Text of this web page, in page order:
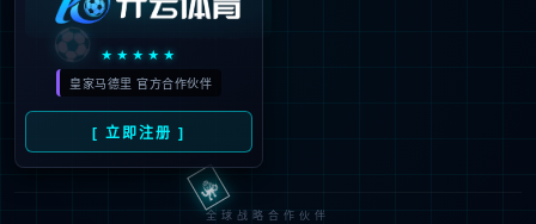
可能原因：网址有错误 >请检查地址是否完整或存在多余字
符;
网址已失效 >可能页面已删除，活动已下线等
返回首页